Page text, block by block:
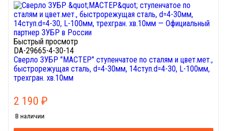
Быстрый просмотр
DA-29665-4-30-14
Сверло ЗУБР "МАСТЕР" ступенчатое по сталям и цвет.мет.,
быстрорежущая сталь, d=4-30мм, 14ступ.d=4-30, L-100мм,
трехгран. хв.10мм
2 190 ₽
В наличии